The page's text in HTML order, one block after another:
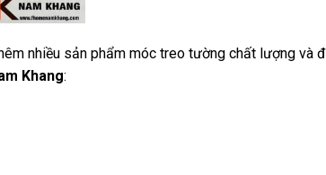
nhiều sản phẩm móc treo tường chất lượng và
Khang: